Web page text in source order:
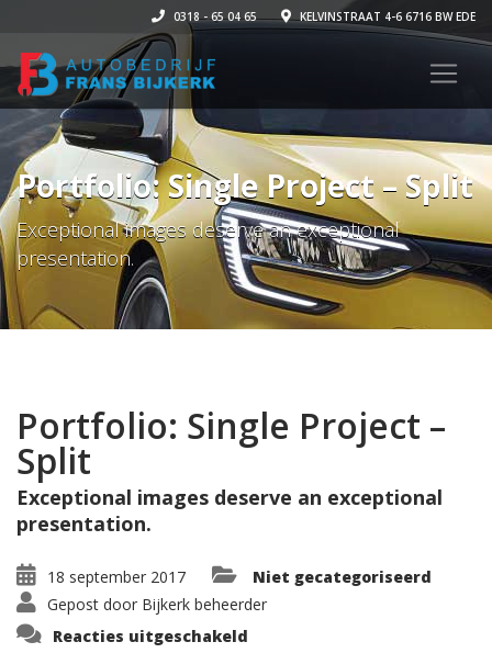
0318 - 65 04 65 KELVINSTRAAT 4-6 6716 BW EDE
Portfolio: Single Project – Split
Exceptional images deserve an exceptional
presentation.
Portfolio: Single Project –
Split
Exceptional images deserve an exceptional
presentation.
18 september 2017
Niet gecategoriseerd
Gepost door Bijkerk beheerder
Reacties uitgeschakeld